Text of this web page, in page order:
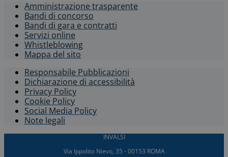
Amministrazione trasparente
Bandi di concorso
Bandi di gara e contratti
Servizi online
Whistleblowing​
Mappa del sito
Responsabile Pubblicazioni
Dichiarazione di accessibilità​
Privacy Policy
Cookie Policy
Social Media Policy
Note legali
INVALSI
Via Ippolito Nievo, 35 - 00153 ROMA